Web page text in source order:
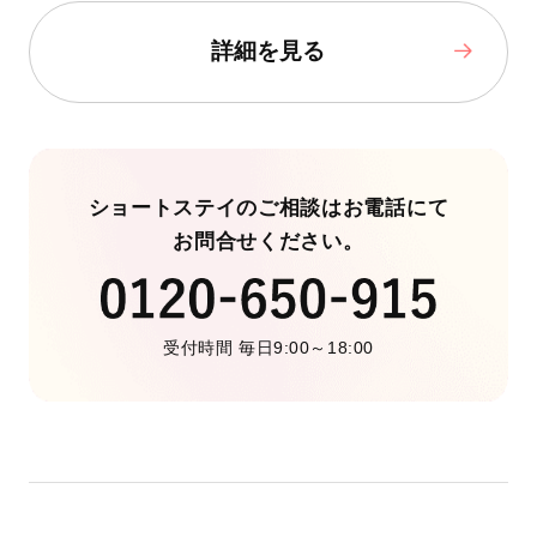
詳細を見る
ショートステイのご相談はお電話にて
お問合せください。
受付時間 毎日9:00～18:00